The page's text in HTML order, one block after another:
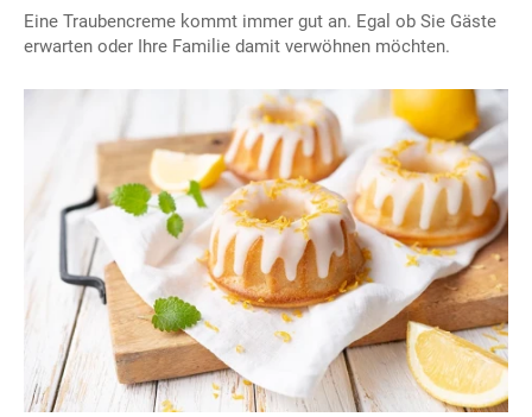
Eine Traubencreme kommt immer gut an. Egal ob Sie Gäste
erwarten oder Ihre Familie damit verwöhnen möchten.